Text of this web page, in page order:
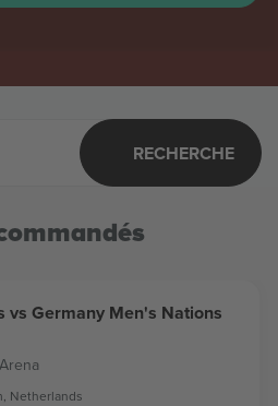
RECHERCHE
vs Germany Men's Nations
Netherlands